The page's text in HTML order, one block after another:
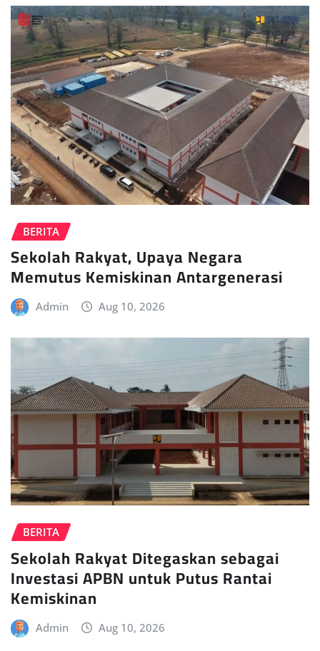
BERITA
Sekolah Rakyat, Upaya Negara
Memutus Kemiskinan Antargenerasi
Admin Aug 10, 2026
BERITA
Sekolah Rakyat Ditegaskan sebagai
Investasi APBN untuk Putus Rantai
Kemiskinan
Admin Aug 10, 2026